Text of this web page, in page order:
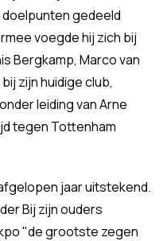
doelpunten gedeeld
voegde hij zich bij
Bergkamp, Marco van
zijn huidige club,
leiding van Arne
tegen Tottenham
jaar uitstekend.
Bij zijn ouders
"de grootste zegen